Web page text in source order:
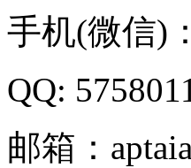
手机(微信)
QQ:
邮箱：